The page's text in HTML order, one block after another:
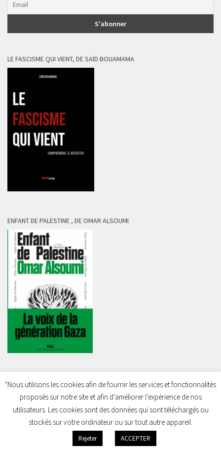
LE FASCISME QUI VIENT, DE SAÏD BOUAMAMA
ENFANT DE PALESTINE , DE OMAR ALSOUMI
Charleroi Pour la Palestine © 2026. Tous droits réservés.
"Nous utilisons les cookies afin de fournir les services et fonctionnalités
proposés sur notre site et afin d’améliorer l’expérience de nos
utilisateurs. Les cookies sont des données qui sont téléchargés ou
stockés sur votre ordinateur ou sur tout autre appareil.
Rejeter ACCEPTER